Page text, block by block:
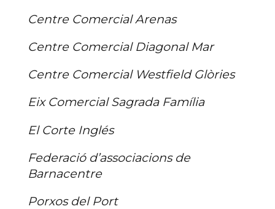
Centre Comercial Arenas
Centre Comercial Diagonal Mar
Centre Comercial Westfield Glòries
Eix Comercial Sagrada Família
El Corte Inglés
Federació d’associacions de
Barnacentre
Porxos del Port